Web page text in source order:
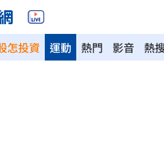
怎投資 熱門 影音 熱
運動